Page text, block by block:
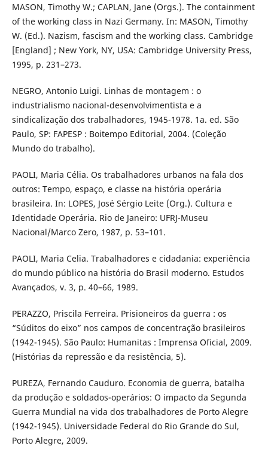
MASON, Timothy W.; CAPLAN, Jane (Orgs.). The containment
of the working class in Nazi Germany. In: MASON, Timothy
W. (Ed.). Nazism, fascism and the working class. Cambridge
[England] ; New York, NY, USA: Cambridge University Press,
1995, p. 231–273.
NEGRO, Antonio Luigi. Linhas de montagem : o
industrialismo nacional-desenvolvimentista e a
sindicalização dos trabalhadores, 1945-1978. 1a. ed. São
Paulo, SP: FAPESP : Boitempo Editorial, 2004. (Coleção
Mundo do trabalho).
PAOLI, Maria Célia. Os trabalhadores urbanos na fala dos
outros: Tempo, espaço, e classe na história operária
brasileira. In: LOPES, José Sérgio Leite (Org.). Cultura e
Identidade Operária. Rio de Janeiro: UFRJ-Museu
Nacional/Marco Zero, 1987, p. 53–101.
PAOLI, Maria Celia. Trabalhadores e cidadania: experiência
do mundo público na história do Brasil moderno. Estudos
Avançados, v. 3, p. 40–66, 1989.
PERAZZO, Priscila Ferreira. Prisioneiros da guerra : os
“Súditos do eixo” nos campos de concentração brasileiros
(1942-1945). São Paulo: Humanitas : Imprensa Oficial, 2009.
(Histórias da repressão e da resistência, 5).
PUREZA, Fernando Cauduro. Economia de guerra, batalha
da produção e soldados-operários: O impacto da Segunda
Guerra Mundial na vida dos trabalhadores de Porto Alegre
(1942-1945). Universidade Federal do Rio Grande do Sul,
Porto Alegre, 2009.